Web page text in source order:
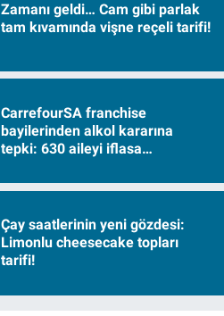
Zamanı geldi… Cam gibi parlak
tam kıvamında vişne reçeli tarifi!
CarrefourSA franchise
bayilerinden alkol kararına
tepki: 630 aileyi iflasa
Çay saatlerinin yeni gözdesi:
Limonlu cheesecake topları
tarifi!